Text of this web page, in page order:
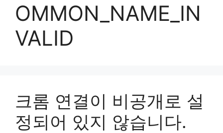
OMMON_NAME_IN
VALID
크롬 연결이 비공개로 설
정되어 있지 않습니다.